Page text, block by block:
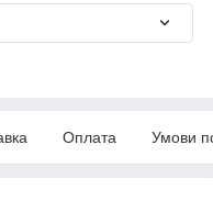
Оплата Умови